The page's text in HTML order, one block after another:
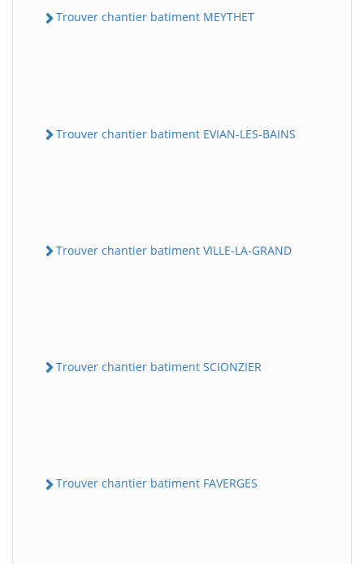
Trouver chantier batiment MEYTHET
Trouver chantier batiment EVIAN-LES-BAINS
Trouver chantier batiment VILLE-LA-GRAND
Trouver chantier batiment SCIONZIER
Trouver chantier batiment FAVERGES